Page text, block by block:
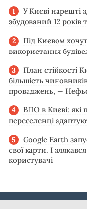
У Києві нарешті
збудований 12 років
Під Києвом
використання
План стійкості
більшість
проваджень, —
ВПО в Києві: які
переселенці
Google Earth
свої карти. І
користувачі